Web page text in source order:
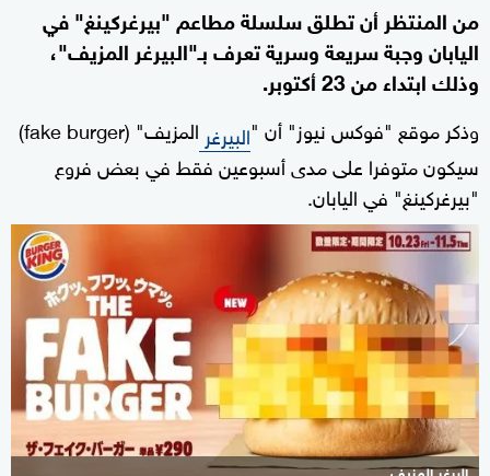
من المنتظر أن تطلق سلسلة مطاعم "بيرغركينغ" في
اليابان وجبة سريعة وسرية تعرف بـ"البيرغر المزيف"،
وذلك ابتداء من 23 أكتوبر.
وذكر موقع "فوكس نيوز" أن "البيرغر
المزيف" (fake burger)
سيكون متوفرا على مدى أسبوعين فقط في بعض فروع
"بيرغركينغ" في اليابان.